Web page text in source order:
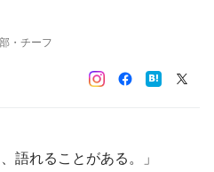
・チーフ
語れることがある。」